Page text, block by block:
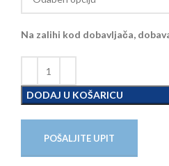
Na zalihi kod dobavljača,
DODAJ U KOŠARICU
POŠALJITE UPIT